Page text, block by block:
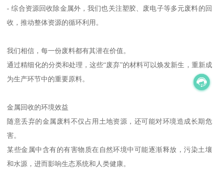
- 综合资源回收除金属外，我们也关注塑胶、废电子等多元废料的回
收，推动整体资源的循环利用。
我们相信，每一份废料都有其潜在价值。
通过精细化的分类和处理，这些“废弃”的材料可以焕发新生，重新成
为生产环节中的重要原料。
金属回收的环境效益
随意丢弃的金属废料不仅占用土地资源，还可能对环境造成长期危
害。
某些金属中含有的有害物质在自然环境中可能逐渐释放，污染土壤
和水源，进而影响生态系统和人类健康。